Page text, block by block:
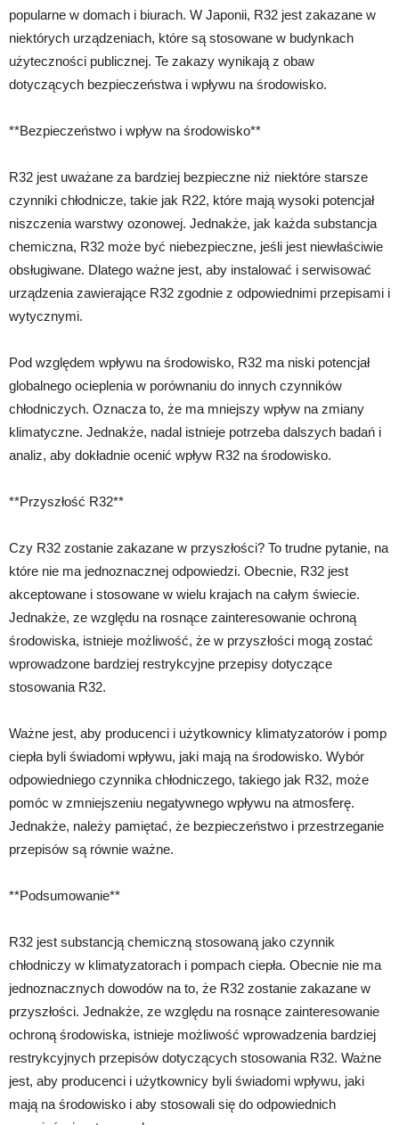
popularne w domach i biurach. W Japonii, R32 jest zakazane w
niektórych urządzeniach, które są stosowane w budynkach
użyteczności publicznej. Te zakazy wynikają z obaw
dotyczących bezpieczeństwa i wpływu na środowisko.
**Bezpieczeństwo i wpływ na środowisko**
R32 jest uważane za bardziej bezpieczne niż niektóre starsze
czynniki chłodnicze, takie jak R22, które mają wysoki potencjał
niszczenia warstwy ozonowej. Jednakże, jak każda substancja
chemiczna, R32 może być niebezpieczne, jeśli jest niewłaściwie
obsługiwane. Dlatego ważne jest, aby instalować i serwisować
urządzenia zawierające R32 zgodnie z odpowiednimi przepisami i
wytycznymi.
Pod względem wpływu na środowisko, R32 ma niski potencjał
globalnego ocieplenia w porównaniu do innych czynników
chłodniczych. Oznacza to, że ma mniejszy wpływ na zmiany
klimatyczne. Jednakże, nadal istnieje potrzeba dalszych badań i
analiz, aby dokładnie ocenić wpływ R32 na środowisko.
**Przyszłość R32**
Czy R32 zostanie zakazane w przyszłości? To trudne pytanie, na
które nie ma jednoznacznej odpowiedzi. Obecnie, R32 jest
akceptowane i stosowane w wielu krajach na całym świecie.
Jednakże, ze względu na rosnące zainteresowanie ochroną
środowiska, istnieje możliwość, że w przyszłości mogą zostać
wprowadzone bardziej restrykcyjne przepisy dotyczące
stosowania R32.
Ważne jest, aby producenci i użytkownicy klimatyzatorów i pomp
ciepła byli świadomi wpływu, jaki mają na środowisko. Wybór
odpowiedniego czynnika chłodniczego, takiego jak R32, może
pomóc w zmniejszeniu negatywnego wpływu na atmosferę.
Jednakże, należy pamiętać, że bezpieczeństwo i przestrzeganie
przepisów są równie ważne.
**Podsumowanie**
R32 jest substancją chemiczną stosowaną jako czynnik
chłodniczy w klimatyzatorach i pompach ciepła. Obecnie nie ma
jednoznacznych dowodów na to, że R32 zostanie zakazane w
przyszłości. Jednakże, ze względu na rosnące zainteresowanie
ochroną środowiska, istnieje możliwość wprowadzenia bardziej
restrykcyjnych przepisów dotyczących stosowania R32. Ważne
jest, aby producenci i użytkownicy byli świadomi wpływu, jaki
mają na środowisko i aby stosowali się do odpowiednich